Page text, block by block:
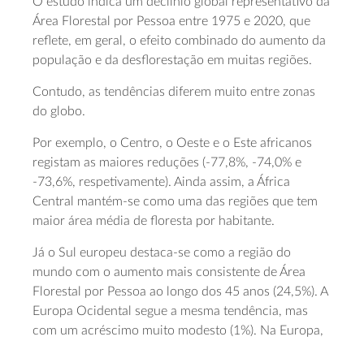
Área Florestal por Pessoa entre 1975 e 2020, que
reflete, em geral, o efeito combinado do aumento da
população e da desflorestação em muitas regiões.
Contudo, as tendências diferem muito entre zonas
do globo.
Por exemplo, o Centro, o Oeste e o Este africanos
registam as maiores reduções (-77,8%, -74,0% e
-73,6%, respetivamente). Ainda assim, a África
Central mantém-se como uma das regiões que tem
maior área média de floresta por habitante.
Já o Sul europeu destaca-se como a região do
mundo com o aumento mais consistente de Área
Florestal por Pessoa ao longo dos 45 anos (24,5%). A
Europa Ocidental segue a mesma tendência, mas
com um acréscimo muito modesto (1%). Na Europa,